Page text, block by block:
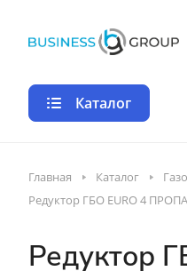
Каталог
Главная Каталог
Редуктор ГБО EURO 4
Редуктор